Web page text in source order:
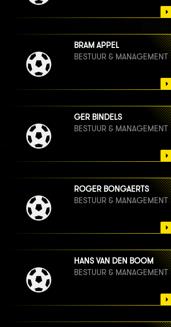
BRAM APPEL
BESTUUR & MANAGEMENT
GER BINDELS
BESTUUR & MANAGEMENT
ROGER BONGAERTS
BESTUUR & MANAGEMENT
HANS VAN DEN BOOM
BESTUUR & MANAGEMENT